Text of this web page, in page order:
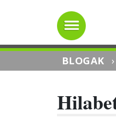
BLOGAK ›